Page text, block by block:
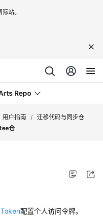
站。
Repo
用户指南 / 迁移代码与同步仓
仓
配置个人访问令牌。